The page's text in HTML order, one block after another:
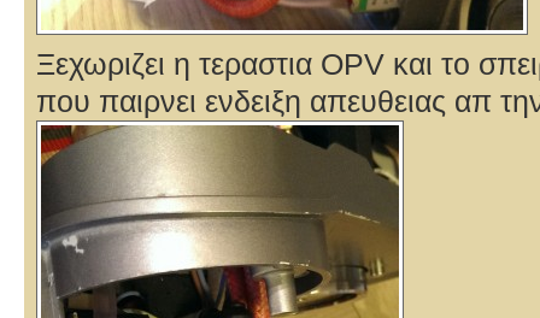
Ξεχωριζει η τεραστια OPV και το
που παιρνει ενδειξη απευθειας απ